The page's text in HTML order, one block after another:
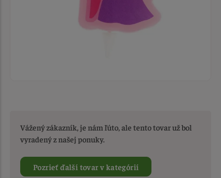
Vážený zákazník, je nám ľúto, ale tento tovar už bol
vyradený z našej ponuky.
Pozrieť ďalší tovar v kategórií